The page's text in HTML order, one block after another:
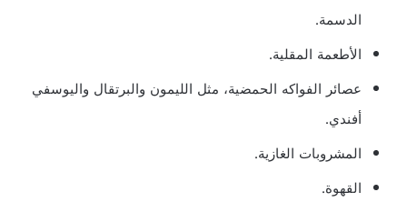
الدسمة.
الأطعمة المقلية.
عصائر الفواكه الحمضية، مثل الليمون والبرتقال واليوسفي
أفندي.
المشروبات الغازية.
القهوة.